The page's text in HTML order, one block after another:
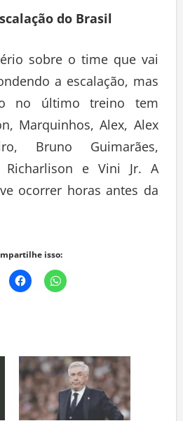
do Brasil
sobre o time que vai
a escalação, mas
no último treino tem
Marquinhos, Alex, Alex
Bruno Guimarães,
Richarlison e Vini Jr. A
ocorrer horas antes da
isso: